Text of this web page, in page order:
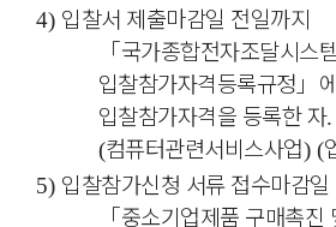
4) 입찰서 제출마감일 전일까지
「국가종합전자조달시스템
입찰참가자격등록규정 」
입찰참가자격을 등록한 자.
(컴퓨터관련서비스사업) (
5) 입찰참가신청 서류 접수마감일
「중소기업제품 구매촉진